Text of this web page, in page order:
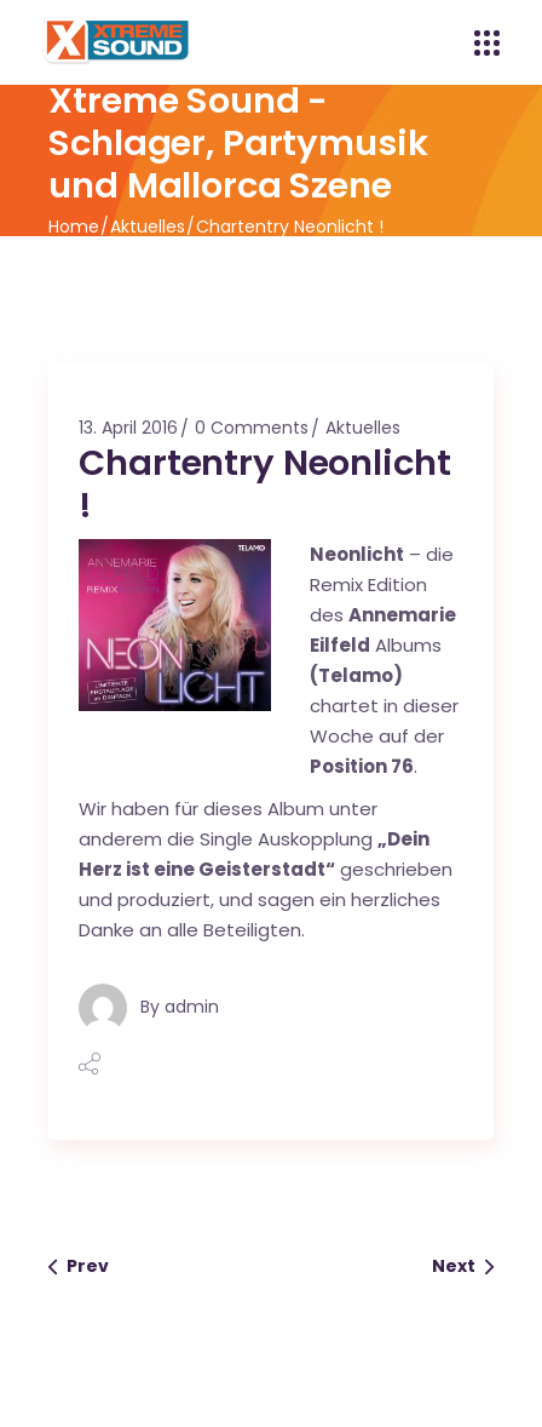
Xtreme Sound -
Schlager, Partymusik
und Mallorca Szene
Home Aktuelles Chartentry Neonlicht !
13. April 2016 0 Comments Aktuelles
Chartentry Neonlicht
!
Neonlicht – die
Remix Edition
des Annemarie
Eilfeld Albums
(Telamo)
chartet in dieser
Woche auf der
Position 76.
Wir haben für dieses Album unter
anderem die Single Auskopplung „Dein
Herz ist eine Geisterstadt“geschrieben
und produziert, und sagen ein herzliches
Danke an alle Beteiligten.
By admin
Prev Next